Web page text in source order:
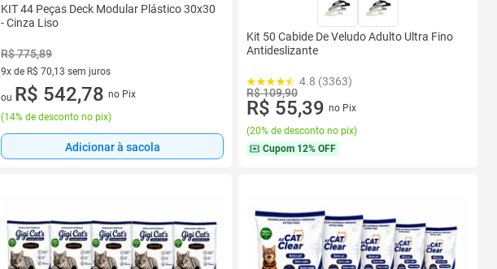
KIT 44 Peças Deck Modular Plástico 30x30
- Cinza Liso
R$ 775,89
9x de R$ 70,13 sem juros
9 vez de R$ 70,13 sem juros
ou R$ 542,78 no Pix
(14% de desconto no pix)
Adicionar à sacola
Kit 50 Cabide De Veludo Adulto Ultra Fino
Antideslizante
4.8 (3363)
R$ 109,90
R$ 55,39 no Pix
(20% de desconto no pix)
Cupom 12% OFF